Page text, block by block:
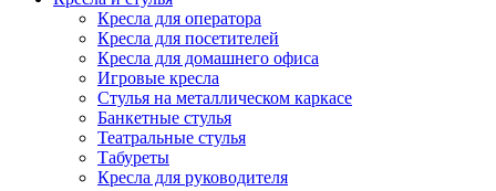
Кресла для оператора
Кресла для посетителей
Кресла для домашнего офиса
Игровые кресла
Стулья на металлическом каркасе
Банкетные стулья
Театральные стулья
Табуреты
Кресла для руководителя